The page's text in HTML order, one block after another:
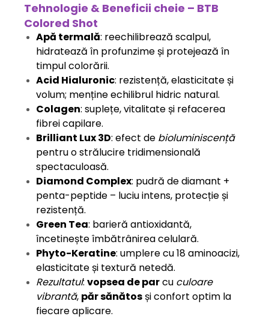
Tehnologie & Beneficii cheie – BTB
Colored Shot
Apă termală: reechilibrează scalpul,
hidratează în profunzime și protejează în
timpul colorării.
Acid Hialuronic: rezistență, elasticitate și
volum; menține echilibrul hidric natural.
Colagen: suplețe, vitalitate și refacerea
fibrei capilare.
Brilliant Lux 3D: efect de bioluminiscență
pentru o strălucire tridimensională
spectaculoasă.
Diamond Complex: pudră de diamant +
penta-peptide – luciu intens, protecție și
rezistență.
Green Tea: barieră antioxidantă,
încetinește îmbătrânirea celulară.
Phyto-Keratine: umplere cu 18 aminoacizi,
elasticitate și textură netedă.
Rezultatul: vopsea de parcu culoare
vibrantă, păr sănătosși confort optim la
fiecare aplicare.